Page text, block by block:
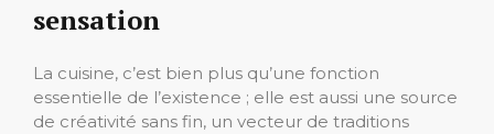
sensation
La cuisine, c’est bien plus qu’une fonction
essentielle de l’existence ; elle est aussi une source
de créativité sans fin, un vecteur de traditions